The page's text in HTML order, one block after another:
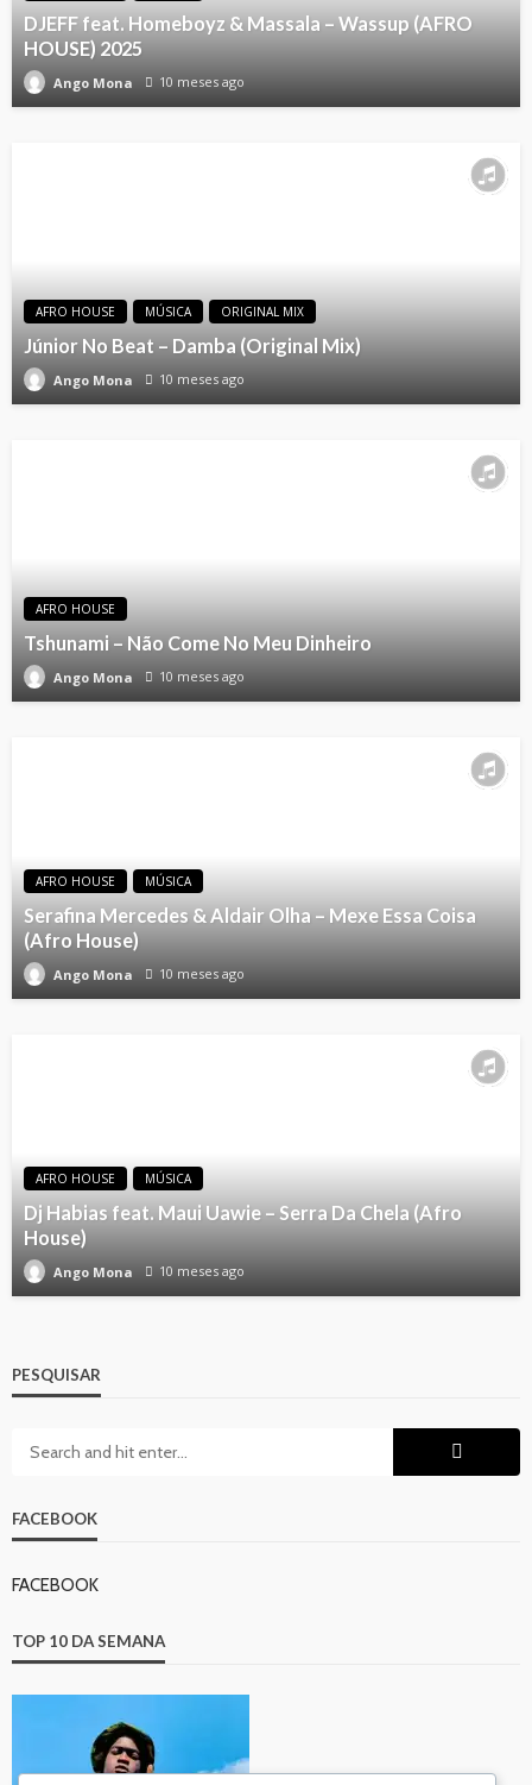
DJEFF feat. Homeboyz & Massala – Wassup (AFRO
HOUSE) 2025
Ango Mona 10 meses ago
AFRO HOUSE MÚSICA ORIGINAL MIX
Júnior No Beat – Damba (Original Mix)
Ango Mona 10 meses ago
AFRO HOUSE
Tshunami – Não Come No Meu Dinheiro
Ango Mona 10 meses ago
AFRO HOUSE MÚSICA
Serafina Mercedes & Aldair Olha – Mexe Essa Coisa
(Afro House)
Ango Mona 10 meses ago
AFRO HOUSE MÚSICA
Dj Habias feat. Maui Uawie – Serra Da Chela (Afro
House)
Ango Mona 10 meses ago
PESQUISAR
FACEBOOK
FACEBOOK
TOP 10 DA SEMANA